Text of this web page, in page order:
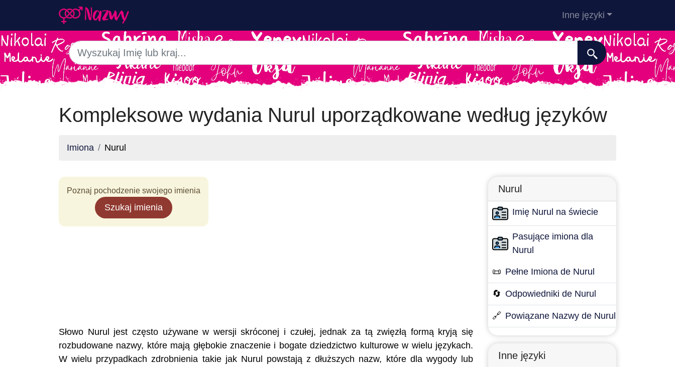
Inne języki
Kompleksowe wydania Nurul uporządkowane według języków
Imiona Nurul
Poznaj pochodzenie swojego imienia
Szukaj imienia
Słowo Nurul jest często używane w wersji skróconej i czułej, jednak za tą zwięzłą formą kryją się
rozbudowane nazwy, które mają głębokie znaczenie i bogate dziedzictwo kulturowe w wielu językach.
W wielu przypadkach zdrobnienia takie jak Nurul powstają z dłuższych nazw, które dla wygody lub
Nurul
Imię Nurul na świecie
Pasujące imiona dla
Nurul
📜 Pełne Imiona de Nurul
🔄 Odpowiedniki de Nurul
🔗 Powiązane Nazwy de Nurul
Inne języki